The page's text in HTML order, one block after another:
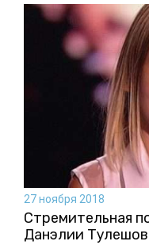
27 ноября 2018
Стремительная
Данэлии